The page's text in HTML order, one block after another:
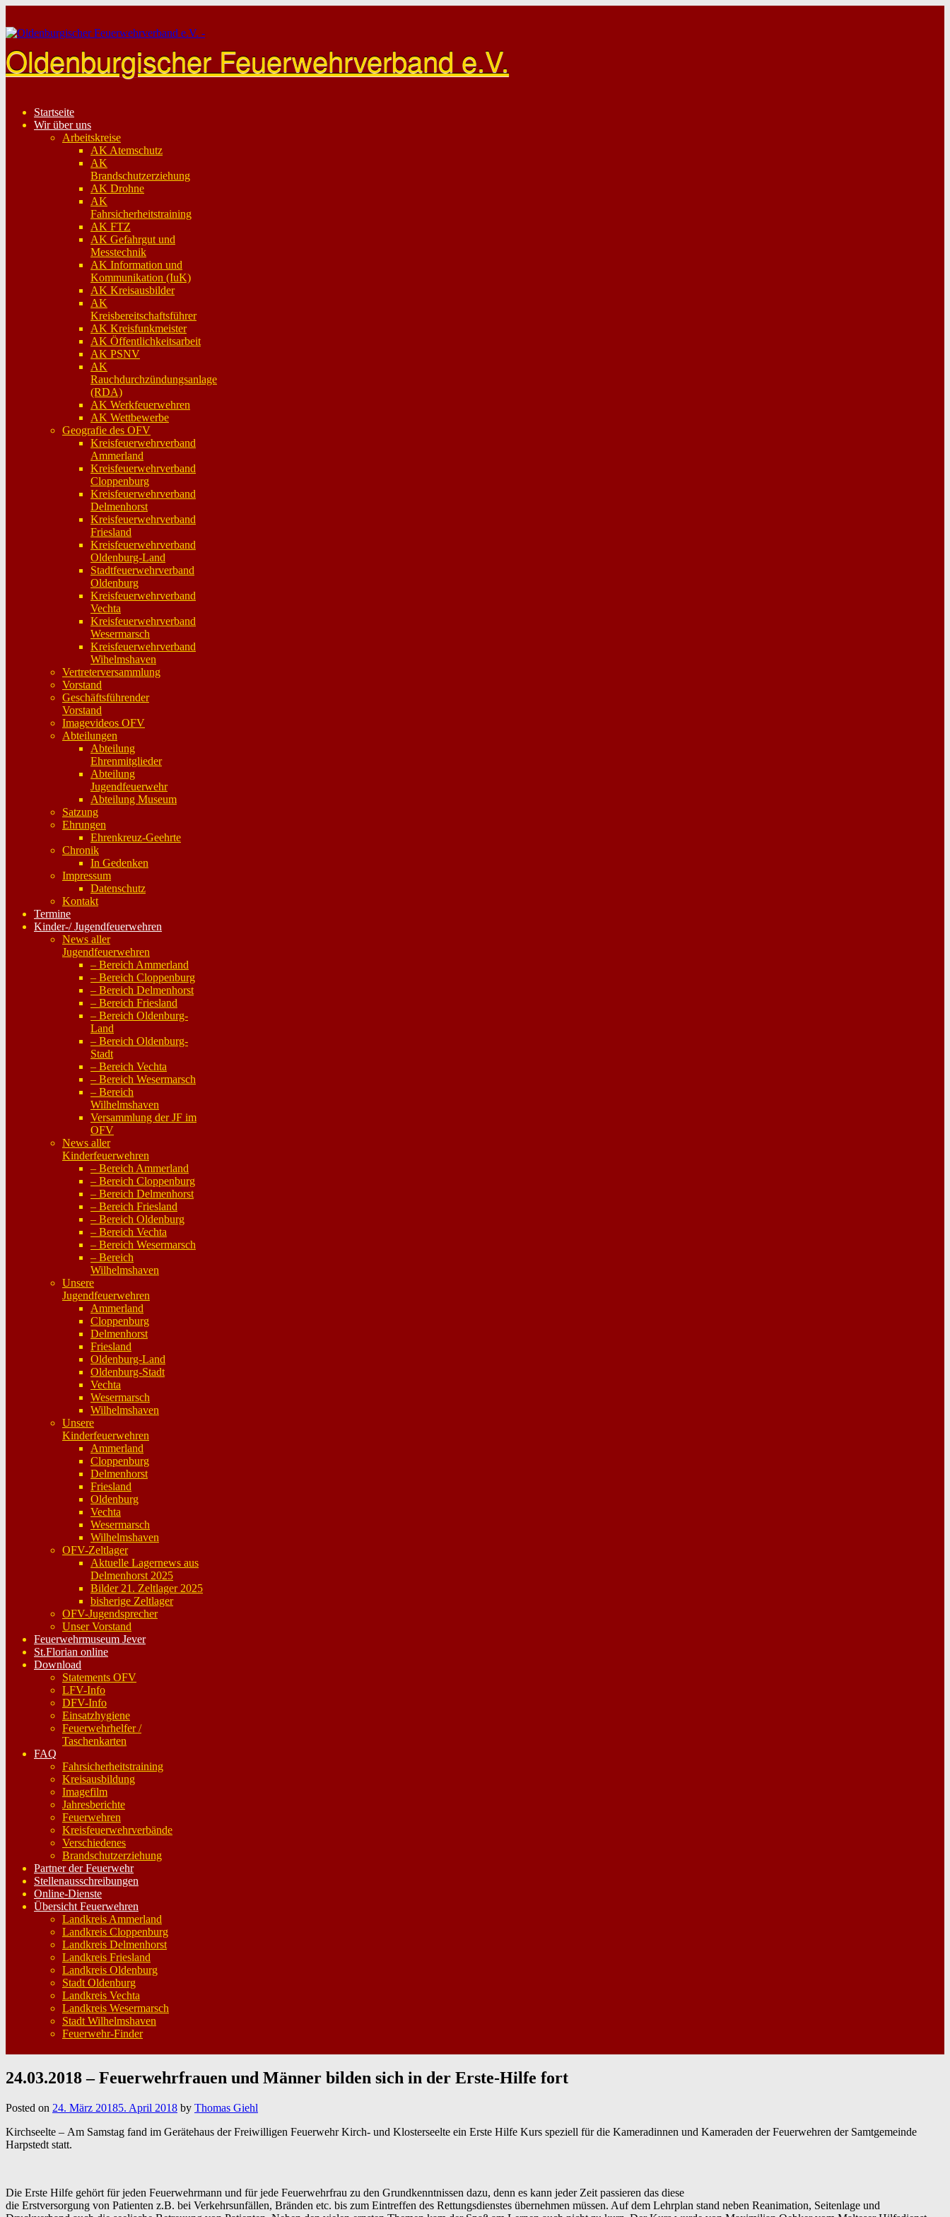
content
Oldenburgischer Feuerwehrverband e.V.
Startseite
Wir über uns
Arbeitskreise
AK Atemschutz
AK
Brandschutzerziehung
AK Drohne
AK
Fahrsicherheitstraining
AK FTZ
AK Gefahrgut und
Messtechnik
AK Information und
Kommunikation (IuK)
AK Kreisausbilder
AK
Kreisbereitschaftsführer
AK Kreisfunkmeister
AK Öffentlichkeitsarbeit
AK PSNV
AK
Rauchdurchzündungsanlage
(RDA)
AK Werkfeuerwehren
AK Wettbewerbe
Geografie des OFV
Kreisfeuerwehrverband
Ammerland
Kreisfeuerwehrverband
Cloppenburg
Kreisfeuerwehrverband
Delmenhorst
Kreisfeuerwehrverband
Friesland
Kreisfeuerwehrverband
Oldenburg-Land
Stadtfeuerwehrverband
Oldenburg
Kreisfeuerwehrverband
Vechta
Kreisfeuerwehrverband
Wesermarsch
Kreisfeuerwehrverband
Wihelmshaven
Vertreterversammlung
Vorstand
Geschäftsführender
Vorstand
Imagevideos OFV
Abteilungen
Abteilung
Ehrenmitglieder
Abteilung
Jugendfeuerwehr
Abteilung Museum
Satzung
Ehrungen
Ehrenkreuz-Geehrte
Chronik
In Gedenken
Impressum
Datenschutz
Kontakt
Termine
Kinder-/ Jugendfeuerwehren
News aller
Jugendfeuerwehren
– Bereich Ammerland
– Bereich Cloppenburg
– Bereich Delmenhorst
– Bereich Friesland
– Bereich Oldenburg-
Land
– Bereich Oldenburg-
Stadt
– Bereich Vechta
– Bereich Wesermarsch
– Bereich
Wilhelmshaven
Versammlung der JF im
OFV
News aller
Kinderfeuerwehren
– Bereich Ammerland
– Bereich Cloppenburg
– Bereich Delmenhorst
– Bereich Friesland
– Bereich Oldenburg
– Bereich Vechta
– Bereich Wesermarsch
– Bereich
Wilhelmshaven
Unsere
Jugendfeuerwehren
Ammerland
Cloppenburg
Delmenhorst
Friesland
Oldenburg-Land
Oldenburg-Stadt
Vechta
Wesermarsch
Wilhelmshaven
Unsere
Kinderfeuerwehren
Ammerland
Cloppenburg
Delmenhorst
Friesland
Oldenburg
Vechta
Wesermarsch
Wilhelmshaven
OFV-Zeltlager
Aktuelle Lagernews aus
Delmenhorst 2025
Bilder 21. Zeltlager 2025
bisherige Zeltlager
OFV-Jugendsprecher
Unser Vorstand
Feuerwehrmuseum Jever
St.Florian online
Download
Statements OFV
LFV-Info
DFV-Info
Einsatzhygiene
Feuerwehrhelfer /
Taschenkarten
FAQ
Fahrsicherheitstraining
Kreisausbildung
Imagefilm
Jahresberichte
Feuerwehren
Kreisfeuerwehrverbände
Verschiedenes
Brandschutzerziehung
Partner der Feuerwehr
Stellenausschreibungen
Online-Dienste
Übersicht Feuerwehren
Landkreis Ammerland
Landkreis Cloppenburg
Landkreis Delmenhorst
Landkreis Friesland
Landkreis Oldenburg
Stadt Oldenburg
Landkreis Vechta
Landkreis Wesermarsch
Stadt Wilhelmshaven
Feuerwehr-Finder
24.03.2018 – Feuerwehrfrauen und Männer bilden sich in der Erste-Hilfe fort
Posted on 24. März 20185. April 2018 by Thomas Giehl
Kirchseelte – Am Samstag fand im Gerätehaus der Freiwilligen Feuerwehr Kirch- und Klosterseelte ein Erste Hilfe Kurs speziell für die Kameradinnen und Kameraden der Feuerwehren der Samtgemeinde
Harpstedt statt.
Die Erste Hilfe gehört für jeden Feuerwehrmann und für jede Feuerwehrfrau zu den Grundkenntnissen dazu, denn es kann jeder Zeit passieren das diese
die Erstversorgung von Patienten z.B. bei Verkehrsunfällen, Bränden etc. bis zum Eintreffen des Rettungsdienstes übernehmen müssen. Auf dem Lehrplan stand neben Reanimation, Seitenlage und